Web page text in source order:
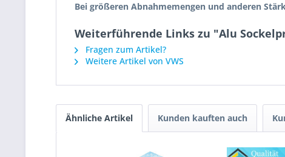
Bei größeren Abnahmemengen und anderen
Weiterführende Links zu "Alu
Fragen zum Artikel?
Weitere Artikel von VWS
Ähnliche Artikel Kunden kauften auch